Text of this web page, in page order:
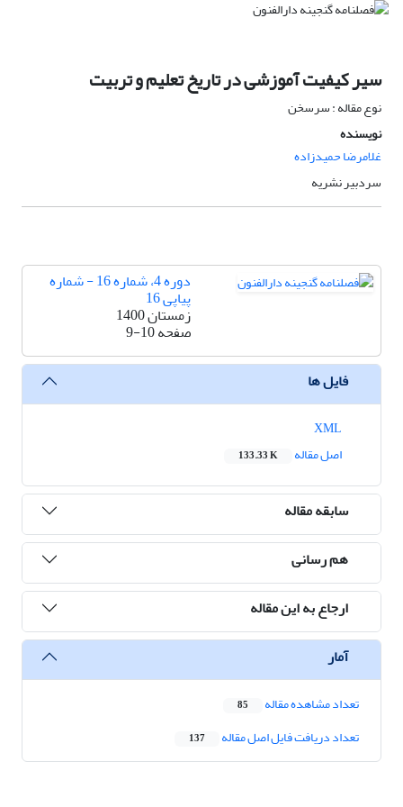
سیر کیفیت آموزشی در تاریخ تعلیم و تربیت
نوع مقاله : سرسخن
نویسنده
غلامرضا حمیدزاده
سردبیر نشریه
دوره 4، شماره 16 - شماره
پیاپی 16
زمستان 1400
صفحه9-10
فایل ها
اصل مقاله
133.33 K
سابقه مقاله
هم رسانی
ارجاع به این مقاله
آمار
تعداد مشاهده مقاله 85
تعداد دریافت فایل اصل مقاله 137